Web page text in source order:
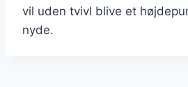
vil uden tvivl blive et
nyde.